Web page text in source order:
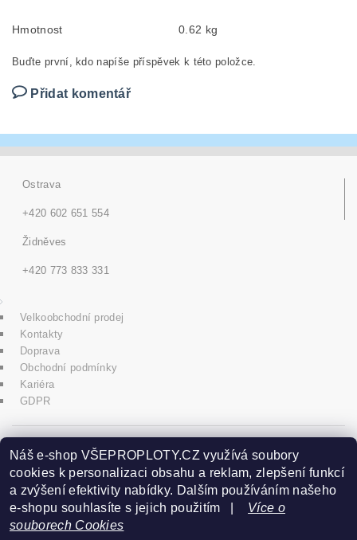
Hmotnost 0.62 kg
Buďte první, kdo napíše příspěvek k této položce.
Přidat komentář
Ostrava
+420 602 651 554
Židněves
+420 773 833 331
Velkoobchodní prodej
Kontakty
Doprava
Obchodní podmínky
Kariéra
GDPR
icons8.com
Praha - Herink
+420 606 020 266
Náš e-shop VŠEPROPLOTY.CZ využívá soubory
cookies k personalizaci obsahu a reklam, zlepšení funkcí
a zvýšení efektivity nabídky. Dalším používáním našeho
e-shopu souhlasíte s jejich použitím | Více o
souborech Cookies